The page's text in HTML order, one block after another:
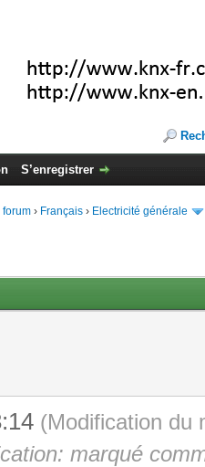
S’enregistrer
forum › Français › Electricité générale
(Modification du
marqué